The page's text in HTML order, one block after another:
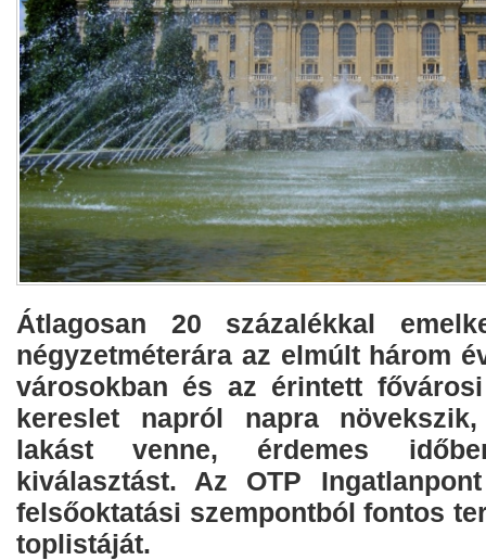
Átlagosan 20 százalékkal
négyzetméterára az elmúlt három
városokban és az érintett
kereslet napról napra
lakást venne, érdemes
kiválasztást. Az OTP
felsőoktatási szempontból fontos
toplistáját.